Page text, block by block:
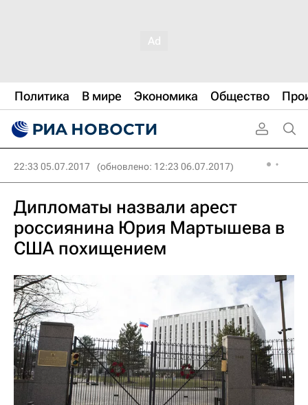
Политика В мире Экономика Общество
22:33 05.07.2017 (обновлено: 12:23 06.07.2017)
Дипломаты назвали арест
россиянина Юрия Мартышева в
США похищением